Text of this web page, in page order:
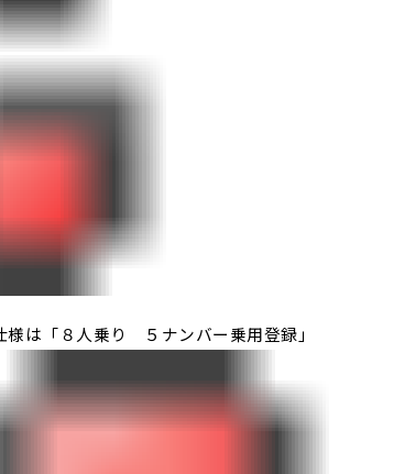
は「８人乗り ５ナンバー乗用登録」